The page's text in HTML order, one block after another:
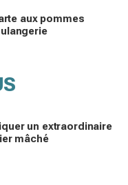
aux pommes
un extraordinaire
mâché